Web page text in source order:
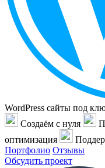
WordPress сайты под
Создаём с нуля
оптимизация
Портфолио Отзывы
Обсудить проект